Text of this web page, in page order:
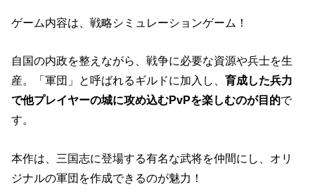
ゲーム内容は、戦略シミュレーションゲーム！
自国の内政を整えながら、戦争に必要な資源や兵士を生
産。「軍団」と呼ばれるギルドに加入し、育成した兵力
で他プレイヤーの城に攻め込むPvPを楽しむのが目的で
す。
本作は、三国志に登場する有名な武将を仲間にし、オリ
ジナルの軍団を作成できるのが魅力！